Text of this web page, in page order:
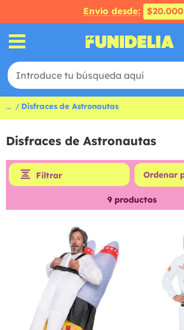
Envío desde: $20.000
... Disfraces de Astronautas
Disfraces de Astronautas
Filtrar
9 productos